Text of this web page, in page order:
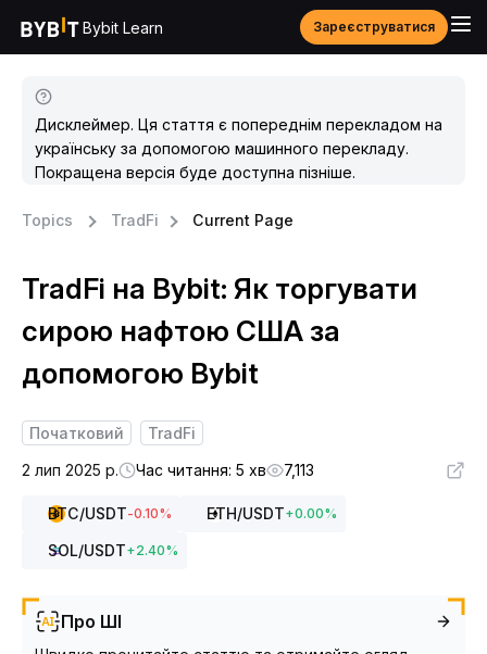
Bybit Learn Зареєструватися
Дисклеймер. Ця стаття є попереднім перекладом на
українську за допомогою машинного перекладу.
Покращена версія буде доступна пізніше.
Topics TradFi Current Page
TradFi на Bybit: Як торгувати
сирою нафтою США за
допомогою Bybit
Початковий
TradFi
2 лип 2025 р.
Час читання: 5 хв 7,113
BTC/USDT-0.10% ETH/USDT+0.00%
SOL/USDT+2.40%
Про ШІ